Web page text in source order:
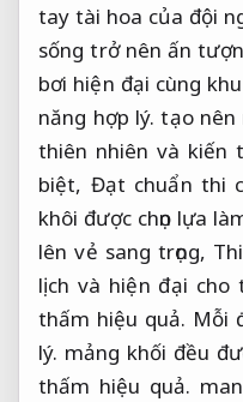
tay tài hoa của đội
sống trở nên ấn
bơi hiện đại cùng
năng hợp lý. tạo nên
thiên nhiên và kiến
biệt, Đạt chuẩn thi
khôi được chọn lựa
lên vẻ sang trọng,
lịch và hiện đại cho
thấm hiệu quả. Mỗi
lý. mảng khối đều
thấm hiệu quả.